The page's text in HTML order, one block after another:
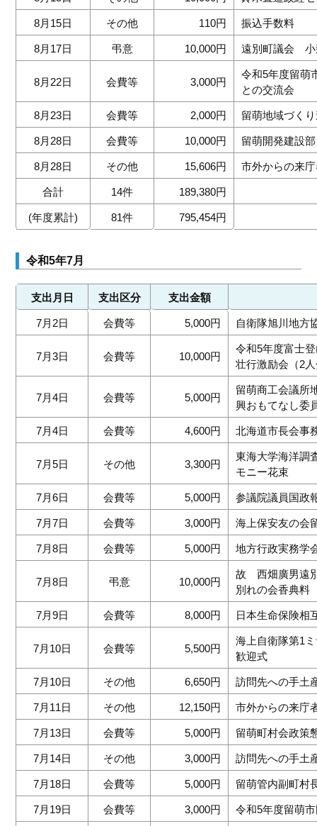
8月15日 その他 110円 振込手数料
8月17日 弔意 10,000円 遠別町議会 小
8月22日 会費等 3,000円
令和5年度留萌
との交流会
8月23日 会費等 2,000円 留萌地域づく
8月28日 会費等 10,000円 留萌開発建設
8月28日 その他 15,606円 市外からの来
合計 14件 189,380円
(年度累計) 81件 795,454円
令和5年7月
支出月日 支出区分 支出金額
7月2日 会費等 5,000円 自衛隊旭川地方
7月3日 会費等 10,000円
令和5年度富士
壮行激励会（2
7月4日 会費等 5,000円
留萌商工会議所
興おもてなし委
7月4日 会費等 4,600円 北海道市長会事
7月5日 その他 3,300円
東海大学海洋調
モニー花束
7月6日 会費等 5,000円 参議院議員国政
7月7日 会費等 3,000円 海上保安友の会
7月8日 会費等 5,000円 地方行政実務学
7月8日 弔意 10,000円
故 西畑廣男遠
別れの会香典料
7月9日 会費等 8,000円 日本生命保険相
7月10日 会費等 5,500円
海上自衛隊第1
歓迎式
7月10日 その他 6,650円 訪問先への手土
7月11日 その他 12,150円 市外からの来庁
7月13日 会費等 5,000円 留萌町村会政策
7月14日 その他 3,000円 訪問先への手土
7月18日 会費等 5,000円 留萌管内副町村
7月19日 会費等 3,000円 令和5年度留萌